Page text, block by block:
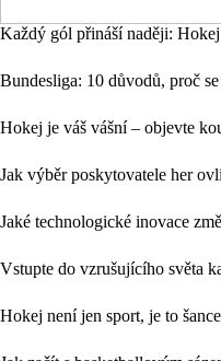
Každý gól přináší naději:
Bundesliga: 10 důvodů, proč
Hokej je váš vášní – objevte
Jak výběr poskytovatele her
Jaké technologické inovace
Vstupte do vzrušujícího světa
Hokej není jen sport, je to